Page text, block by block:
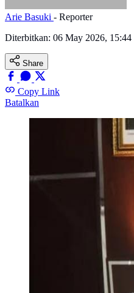
Arie Basuki - Reporter
Diterbitkan: 06 May 2026,
Share
Copy Link
Batalkan